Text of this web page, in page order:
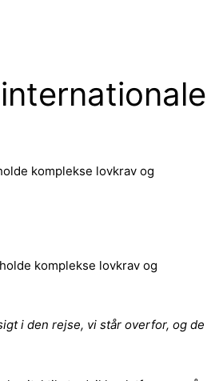
komplekse lovkrav og
komplekse lovkrav og
i den rejse, vi står overfor, og de